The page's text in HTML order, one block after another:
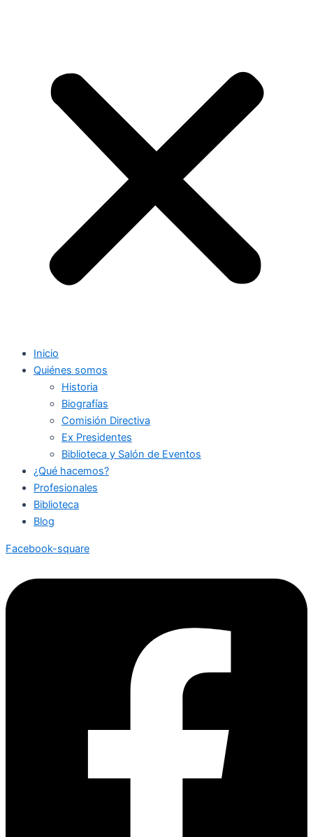
Inicio
Quiénes somos
Historia
Biografías
Comisión Directiva
Ex Presidentes
Biblioteca y Salón de Eventos
¿Qué hacemos?
Profesionales
Biblioteca
Blog
Facebook-square